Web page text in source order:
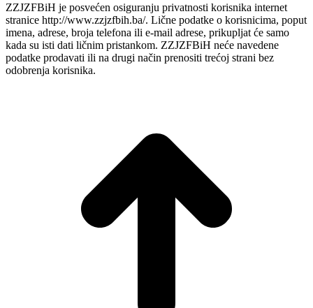
ZZJZFBiH je posvećen osiguranju privatnosti korisnika internet
stranice http://www.zzjzfbih.ba/. Lične podatke o korisnicima, poput
imena, adrese, broja telefona ili e-mail adrese, prikupljat će samo
kada su isti dati ličnim pristankom. ZZJZFBiH neće navedene
podatke prodavati ili na drugi način prenositi trećoj strani bez
odobrenja korisnika.